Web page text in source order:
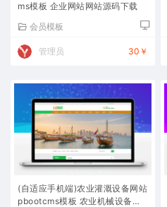
ms模板 企业网站网站源码下载
会员模板
管理员 30￥
(自适应手机端)农业灌溉设备网站
pbootcms模板 农业机械设备网